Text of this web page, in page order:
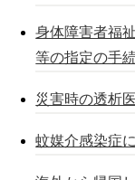
身体障害者福
等の指定の手
災害時の透析
蚊媒介感染症